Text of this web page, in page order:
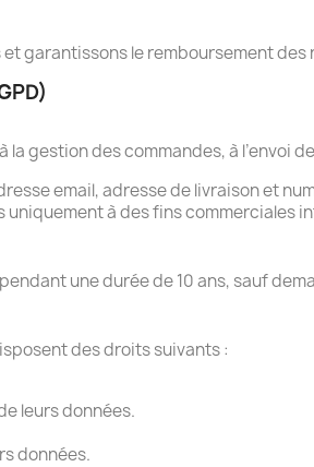
garantissons le remboursement
la gestion des commandes, à l’envoi
email, adresse de livraison et
uniquement à des fins commerciales
une durée de 10 ans, sauf
des droits suivants :
leurs données.
données.